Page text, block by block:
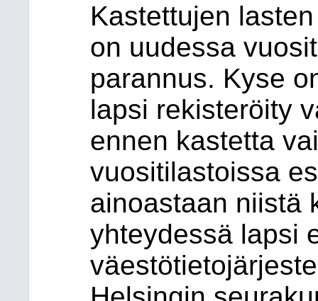
Kastettujen
on uudessa
parannus. Kyse
lapsi rekisteröity
ennen kastetta
vuositilastoissa
ainoastaan niistä
yhteydessä lapsi